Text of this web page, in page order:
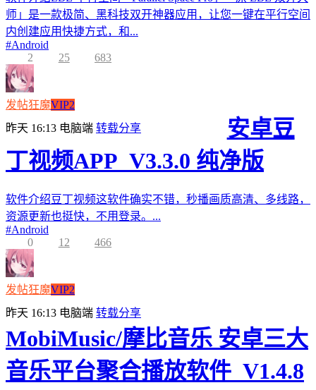
师」是一款极简、黑科技双开神器应用，让您一键在平行空间
内创建应用快捷方式，和...
#Android
2
25 683
发帖狂魔VIP2
昨天 16:13 电脑端 转载分享
安卓豆
丁视频APP_V3.3.0 纯净版
软件介绍豆丁视频这软件确实不错，秒播画质高清、多线路，
资源更新也挺快，不用登录。...
#Android
0
12 466
发帖狂魔VIP2
昨天 16:13 电脑端 转载分享
MobiMusic/摩比音乐 安卓三大
音乐平台聚合播放软件_V1.4.8